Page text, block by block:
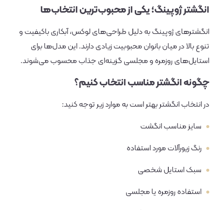
انگشتر ژوپینگ؛ یکی از محبوب‌ترین انتخاب‌ها
انگشترهای ژوپینگ به دلیل طراحی‌های لوکس، آبکاری باکیفیت و
تنوع بالا در میان بانوان محبوبیت زیادی دارند. این مدل‌ها برای
استایل‌های روزمره و مجلسی گزینه‌ای جذاب محسوب می‌شوند.
چگونه انگشتر مناسب انتخاب کنیم؟
در انتخاب انگشتر بهتر است به موارد زیر توجه کنید:
سایز مناسب انگشت
رنگ زیورآلات مورد استفاده
سبک استایل شخصی
استفاده روزمره یا مجلسی